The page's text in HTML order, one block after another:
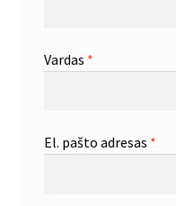
Vardas *
El. pašto adresas *